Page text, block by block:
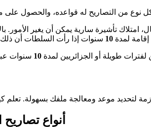
متوقعة. على سبيل المثال، امتلاك تأشيرة سارية يمكن أن
لمدة 10
لفترات طويلة أو الجزائريين لمدة 10
لتحديد موعد ومعالجة ملفك بسهولة. تعلم
أنواع تصاريح